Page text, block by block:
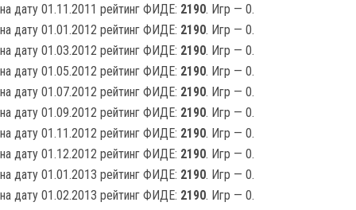
на дату 01.11.2011 рейтинг ФИДЕ: 2190. Игр — 0.
на дату 01.01.2012 рейтинг ФИДЕ: 2190. Игр — 0.
на дату 01.03.2012 рейтинг ФИДЕ: 2190. Игр — 0.
на дату 01.05.2012 рейтинг ФИДЕ: 2190. Игр — 0.
на дату 01.07.2012 рейтинг ФИДЕ: 2190. Игр — 0.
на дату 01.09.2012 рейтинг ФИДЕ: 2190. Игр — 0.
на дату 01.11.2012 рейтинг ФИДЕ: 2190. Игр — 0.
на дату 01.12.2012 рейтинг ФИДЕ: 2190. Игр — 0.
на дату 01.01.2013 рейтинг ФИДЕ: 2190. Игр — 0.
на дату 01.02.2013 рейтинг ФИДЕ: 2190. Игр — 0.